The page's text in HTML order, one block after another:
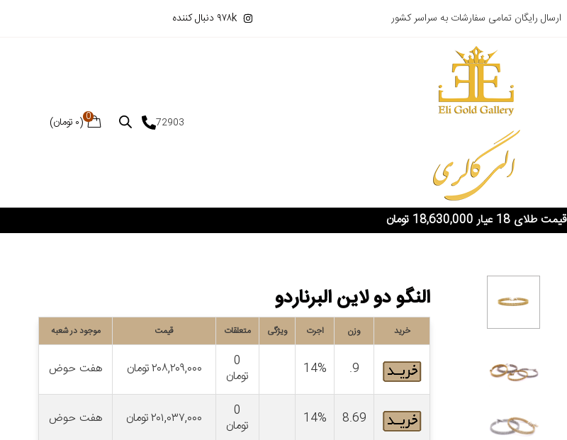
ارسال رایگان تمامی سفارشات به سراسر کشور ۹۷۸k دنبال کننده
72903
0
(۰ تومان)
قیمت طلای 18 عیار 18,630,000 تومان
النگو دو لاین البرناردو
خرید وزن اجرت ویژگی متعلقات قیمت موجود در شعبه
9.
14%
0
تومان
۲۰۸,۲۰۹,۰۰۰تومان هفت حوض
8.69
14%
0
تومان
۲۰۱,۰۳۷,۰۰۰تومان هفت حوض